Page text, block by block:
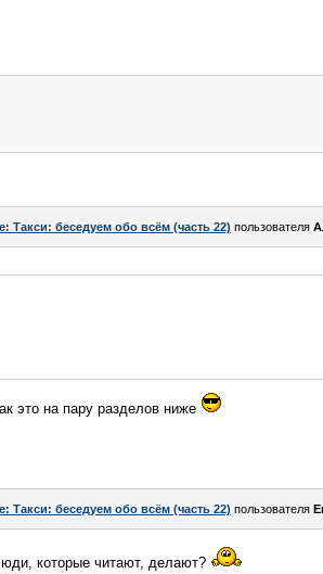
Такси: беседуем обо всём (часть 22) пользователя
это на пару разделов ниже
Такси: беседуем обо всём (часть 22) пользователя
которые читают, делают?